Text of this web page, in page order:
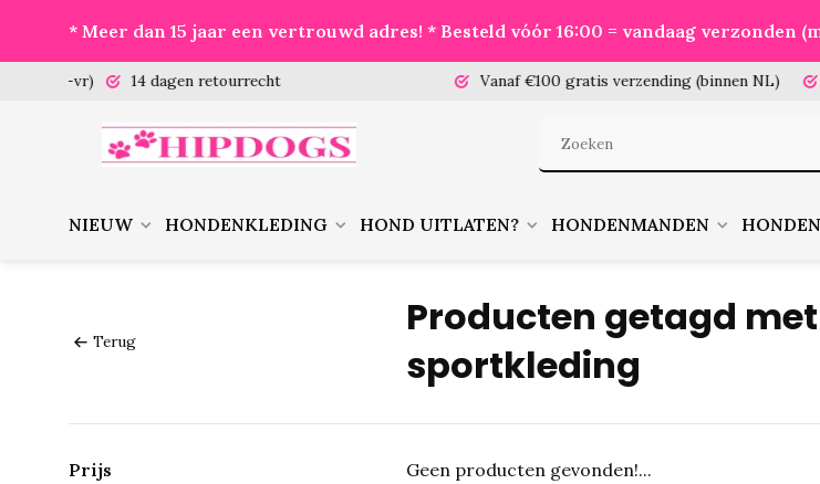
* Meer dan 15 jaar een vertrouwd adres! * Besteld vóór 16:00 = vandaag
14 dagen retourrecht Vanaf €100 gratis verzending (binnen NL)
NIEUW HONDENKLEDING HOND UITLATEN? HONDENMANDEN
Terug
Producten getagd
sportkleding
Prijs Geen producten gevonden!...